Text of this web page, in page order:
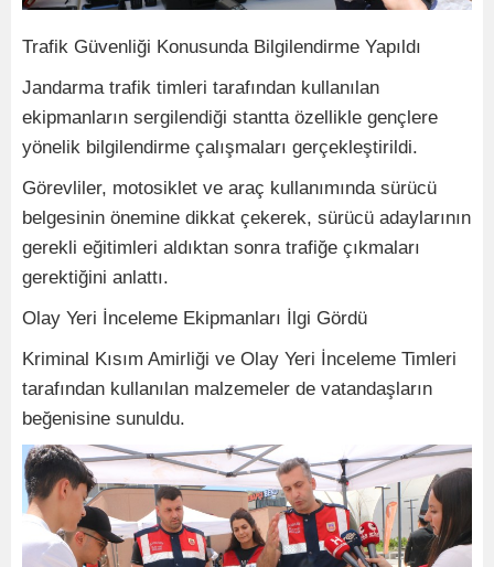
Trafik Güvenliği Konusunda Bilgilendirme Yapıldı
Jandarma trafik timleri tarafından kullanılan
ekipmanların sergilendiği stantta özellikle gençlere
yönelik bilgilendirme çalışmaları gerçekleştirildi.
Görevliler, motosiklet ve araç kullanımında sürücü
belgesinin önemine dikkat çekerek, sürücü adaylarının
gerekli eğitimleri aldıktan sonra trafiğe çıkmaları
gerektiğini anlattı.
Olay Yeri İnceleme Ekipmanları İlgi Gördü
Kriminal Kısım Amirliği ve Olay Yeri İnceleme Timleri
tarafından kullanılan malzemeler de vatandaşların
beğenisine sunuldu.